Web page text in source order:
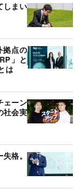
しまい
拠点の
」と
は
ェーン
社会実
格。